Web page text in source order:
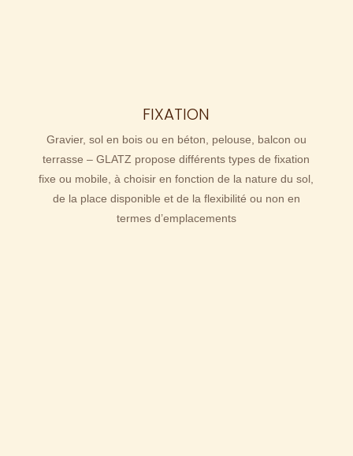
FIXATION
Gravier, sol en bois ou en béton, pelouse, balcon ou
terrasse – GLATZ propose différents types de fixation
fixe ou mobile, à choisir en fonction de la nature du sol,
de la place disponible et de la flexibilité ou non en
termes d’emplacements